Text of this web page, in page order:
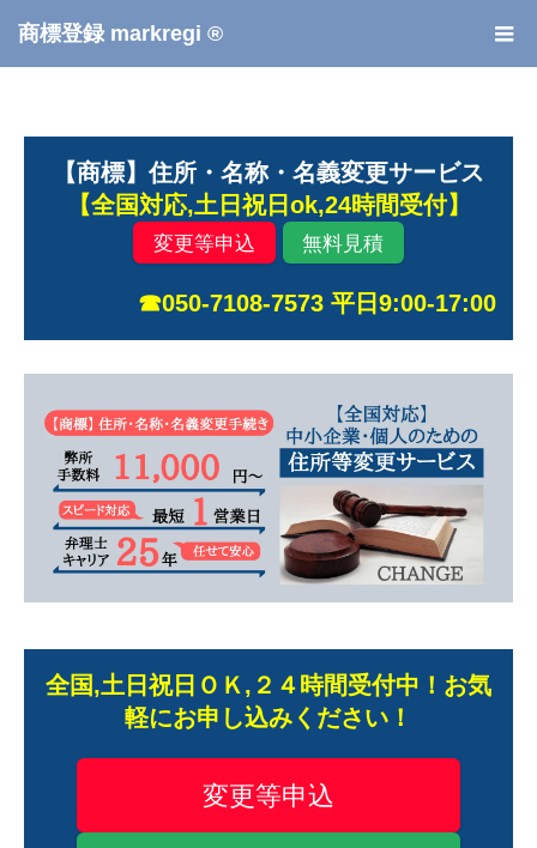
商標登録 markregi ®
【商標】住所・名称・名義変更サービス
【全国対応,土日祝日ok,24時間受付】
変更等申込 無料見積
☎050-7108-7573 平日9:00-17:00
全国,土日祝日ＯＫ,２４時間受付中！お気
軽にお申し込みください！
変更等申込